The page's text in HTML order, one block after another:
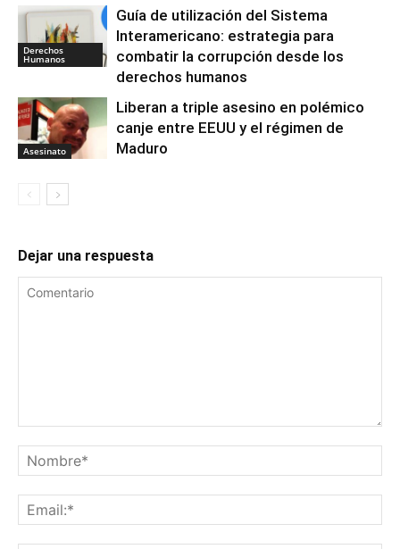
Derechos
Humanos
Guía de utilización del Sistema
Interamericano: estrategia para
combatir la corrupción desde los
derechos humanos
Asesinato
Liberan a triple asesino en polémico
canje entre EEUU y el régimen de
Maduro
Dejar una respuesta